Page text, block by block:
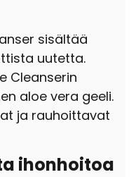
sisältää
uutetta.
Cleanserin
aloe vera geeli.
ja rauhoittavat
ihonhoitoa